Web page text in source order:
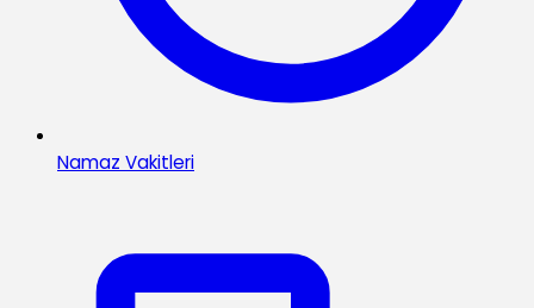
Namaz Vakitleri